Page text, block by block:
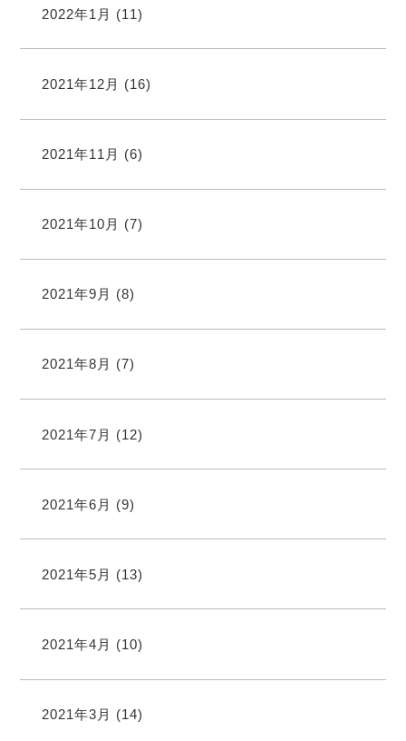
2022年1月 (11)
2021年12月 (16)
2021年11月 (6)
2021年10月 (7)
2021年9月 (8)
2021年8月 (7)
2021年7月 (12)
2021年6月 (9)
2021年5月 (13)
2021年4月 (10)
2021年3月 (14)